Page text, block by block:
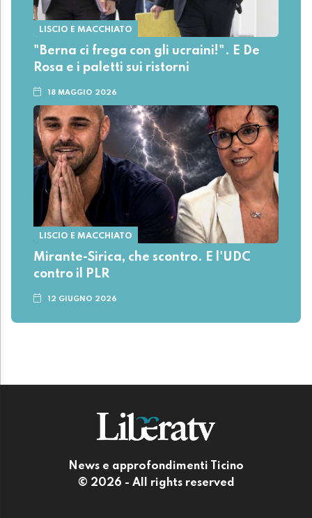
LISCIO E MACCHIATO
"Berna ci frega con gli ucraini!". E De
Rosa e i paletti sui ristorni
18 MAGGIO 2026
LISCIO E MACCHIATO
Mirante-Sirica, che scontro. E l'UDC
contro il PLR
12 GIUGNO 2026
News e approfondimenti Ticino
© 2026 - All rights reserved